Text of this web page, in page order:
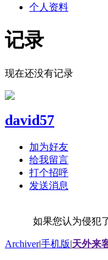
个人资料
记录
现在还没有记录
david57
加为好友
给我留言
打个招呼
发送消息
如果您认为侵犯
Archiver|手机版|天外来